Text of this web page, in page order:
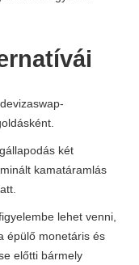
két
kamatáramlás
lehet venni,
épülő monetáris és
előtti bármely